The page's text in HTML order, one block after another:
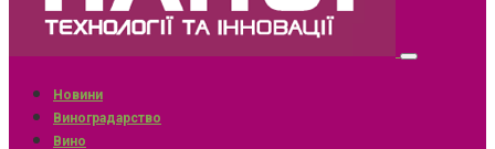
Новини
Виноградарство
Вино